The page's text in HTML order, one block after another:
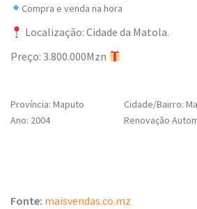
Compra e venda na hora
Localização: Cidade da Matola.
Preço: 3.800.000Mzn
Província: Maputo Cidade/Bairro:
Ano: 2004
Renovação
Fonte: maisvendas.co.mz